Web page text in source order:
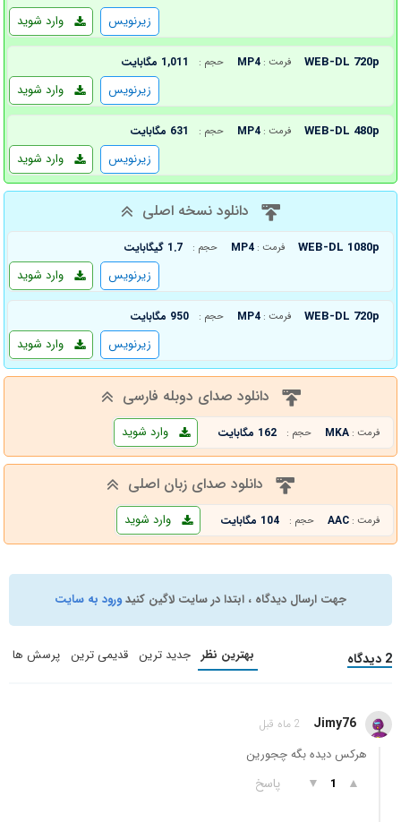
وارد شوید زیرنویس
WEB-DL 720p فرمت : MP4 حجم : 1,011 مگابایت
وارد شوید زیرنویس
WEB-DL 480p فرمت : MP4 حجم : 631 مگابایت
وارد شوید زیرنویس
دانلود نسخه اصلی
WEB-DL 1080p فرمت : MP4 حجم : 1.7 گیگابایت
وارد شوید زیرنویس
WEB-DL 720p فرمت : MP4 حجم : 950 مگابایت
وارد شوید زیرنویس
دانلود صدای دوبله فارسی
فرمت : MKA حجم : 162 مگابایت وارد شوید
دانلود صدای زبان اصلی
فرمت : AAC حجم : 104 مگابایت وارد شوید
جهت ارسال دیدگاه ، ابتدا در سایت لاگین کنیدورود به سایت
2 دیدگاه بهترین نظر جدید ترین قدیمی ترین پرسش ها
Jimy76 2 ماه قبل
هرکس دیده بگه چجورین
▲
1
▼ پاسخ